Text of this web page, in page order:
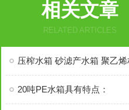
相关文章
RELATED ARTICLES
20吨PE水箱具有特点：